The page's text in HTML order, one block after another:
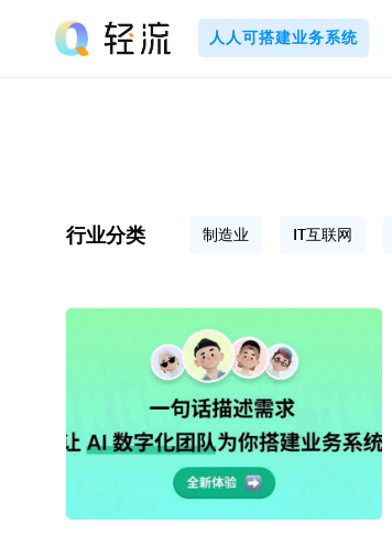
content
A
码
解
人人可搭建业务系统
行业分类 制造业 IT互联网